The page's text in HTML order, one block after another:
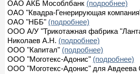
ОАО АКБ Мособлбанк (подробнее)
ОАО "Квадра-Генерирующая
ОАО "НББ" (подробнее)
ООО А/У "Трикотажная фабрика
Николаев А.Н. (подробнее)
ООО "Капитал" (подробнее)
ООО "Моготекс-Адонис" (подробнее)
ООО "Моготекс-Адонис" для Авдеева